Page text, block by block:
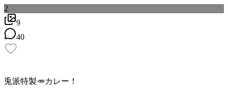
2
9
40
兎派特製🥕カレー！